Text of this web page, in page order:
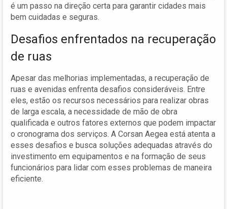
é um passo na direção certa para garantir cidades mais
bem cuidadas e seguras.
Desafios enfrentados na recuperação
de ruas
Apesar das melhorias implementadas, a recuperação de
ruas e avenidas enfrenta desafios consideráveis. Entre
eles, estão os recursos necessários para realizar obras
de larga escala, a necessidade de mão de obra
qualificada e outros fatores externos que podem impactar
o cronograma dos serviços. A Corsan Aegea está atenta a
esses desafios e busca soluções adequadas através do
investimento em equipamentos e na formação de seus
funcionários para lidar com esses problemas de maneira
eficiente.